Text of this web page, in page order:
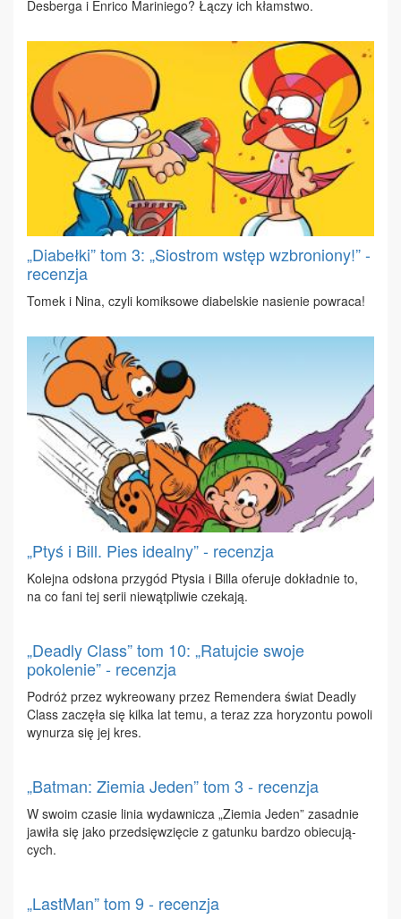
Des­ber­ga i En­ri­co Ma­ri­nie­go? Łą­czy ich kłam­stwo.
„Diabełki” tom 3: „Siostrom wstęp wzbroniony!” -
recenzja
To­mek i Ni­na, czy­li ko­mik­so­we dia­bel­skie na­sie­nie po­wra­ca!
„Ptyś i Bill. Pies idealny” - recenzja
Ko­lej­na od­sło­na przy­gód Pty­sia i Bil­la ofe­ru­je do­kład­nie to,
na co fa­ni tej se­rii nie­wąt­pli­wie cze­ka­ją.
„Deadly Class” tom 10: „Ratujcie swoje
pokolenie” - recenzja
Po­dróż przez wy­kre­owa­ny przez Re­men­de­ra świat De­adly
Class za­czę­ła się kil­ka lat te­mu, a te­raz zza ho­ry­zon­tu po­wo­li
wy­nu­rza się jej kres.
„Batman: Ziemia Jeden” tom 3 - recenzja
W swo­im cza­sie li­nia wy­daw­ni­cza „Zie­mia Je­den” za­sad­nie
ja­wi­ła się ja­ko przed­się­wzię­cie z ga­tun­ku bar­dzo obie­cu­ją­
cych.
„LastMan” tom 9 - recenzja